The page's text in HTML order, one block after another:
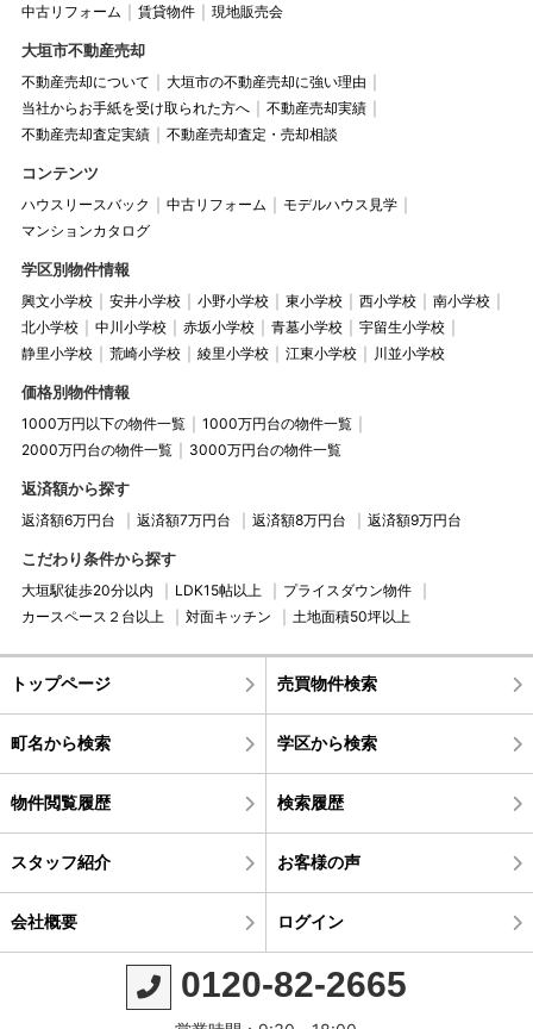
中古リフォーム
賃貸物件 現地販売会
大垣市不動産売却
不動産売却について
大垣市の不動産売却に強い理由
当社からお手紙を受け取られた方へ
不動産売却実績
不動産売却査定実績
不動産売却査定・売却相談
コンテンツ
ハウスリースバック 中古リフォーム
モデルハウス見学
マンションカタログ
学区別物件情報
興文小学校 安井小学校 小野小学校 東小学校 西小学校
南小学校
北小学校
中川小学校 赤坂小学校 青墓小学校
宇留生小学校
静里小学校
荒崎小学校 綾里小学校 江東小学校 川並小学校
価格別物件情報
1000万円以下の物件一覧
1000万円台の物件一覧
2000万円台の物件一覧
3000万円台の物件一覧
返済額から探す
返済額6万円台 返済額7万円台 返済額8万円台 返済額9万円台
こだわり条件から探す
大垣駅徒歩20分以内 LDK15帖以上
プライスダウン物件
カースペース２台以上
対面キッチン 土地面積50坪以上
トップページ 売買物件検索
町名から検索 学区から検索
物件閲覧履歴 検索履歴
スタッフ紹介 お客様の声
会社概要 ログイン
0120-82-2665